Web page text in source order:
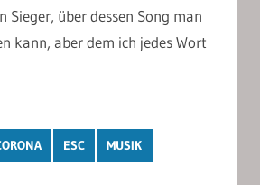
Sieger, über dessen Song man
kann, aber dem ich jedes Wort
ESC MUSIK